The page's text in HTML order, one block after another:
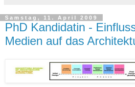
Samstag, 11. April 2009
PhD Kandidatin -
Medien auf das